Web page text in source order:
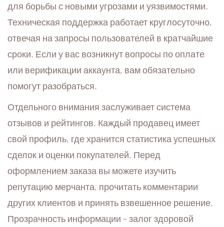
для борьбы с новыми угрозами и уязвимостями.
Техническая поддержка работает круглосуточно,
отвечая на запросы пользователей в кратчайшие
сроки. Если у вас возникнут вопросы по оплате
или верификации аккаунта, вам обязательно
помогут разобраться.
Отдельного внимания заслуживает система
отзывов и рейтингов. Каждый продавец имеет
свой профиль, где хранится статистика успешных
сделок и оценки покупателей. Перед
оформлением заказа вы можете изучить
репутацию мерчанта, прочитать комментарии
других клиентов и принять взвешенное решение.
Прозрачность информации – залог здоровой